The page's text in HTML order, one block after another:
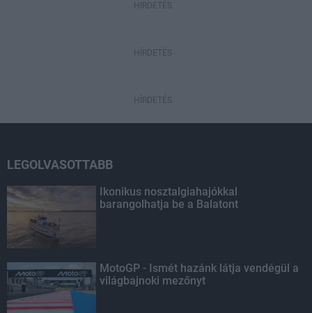
HIRDETÉS
HÍRDETÉS
HÍRDETÉS
LEGOLVASOTTABB
Ikonikus nosztalgiahajókkal
barangolhatja be a Balatont
MotoGP - Ismét hazánk látja vendégül a
világbajnoki mezőnyt